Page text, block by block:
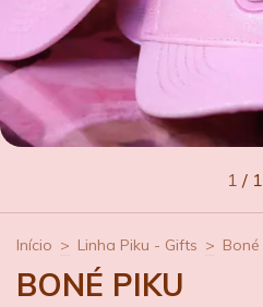
1 / 1
Início > Linha Piku - Gifts > Boné
BONÉ PIKU